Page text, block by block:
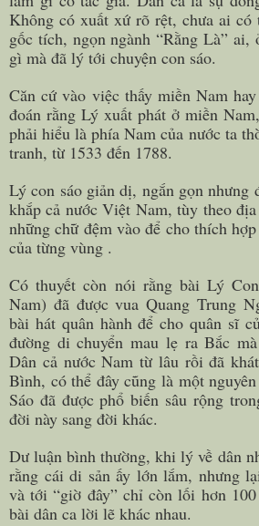
Không có xuất xứ rõ rệt, chưa ai
gốc tích, ngọn ngành “Rằng Là” ai,
gì mà đã lý tới chuyện con sáo.
Căn cứ vào việc thấy miền Nam
đoán rằng Lý xuất phát ở miền
phải hiểu là phía Nam của nước ta
tranh, từ 1533 đến 1788.
Lý con sáo giản dị, ngắn gọn nhưng
khắp cả nước Việt Nam, tùy theo
những chữ đệm vào để cho thích
của từng vùng .
Có thuyết còn nói rằng bài Lý
Nam) đã được vua Quang Trung
bài hát quân hành để cho quân sĩ
đường di chuyển mau lẹ ra Bắc
Dân cả nước Nam từ lâu rồi đã
Bình, có thể đây cũng là một
Sáo đã được phổ biến sâu rộng
đời này sang đời khác.
Dư luận bình thường, khi lý về dân
rằng cái di sản ấy lớn lắm, nhưng
và tới “giờ đây” chỉ còn lối hơn
bài dân ca lời lẽ khác nhau.